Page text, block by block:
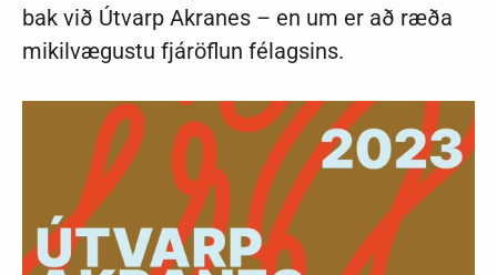
bak við Útvarp Akranes – en um er að ræða
mikilvægustu fjáröflun félagsins.